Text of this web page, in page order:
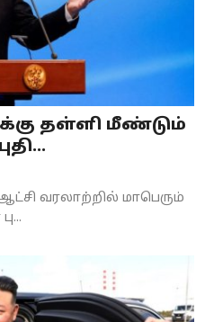
தள்ளி மீண்டும்
வரலாற்றில் மாபெரும்